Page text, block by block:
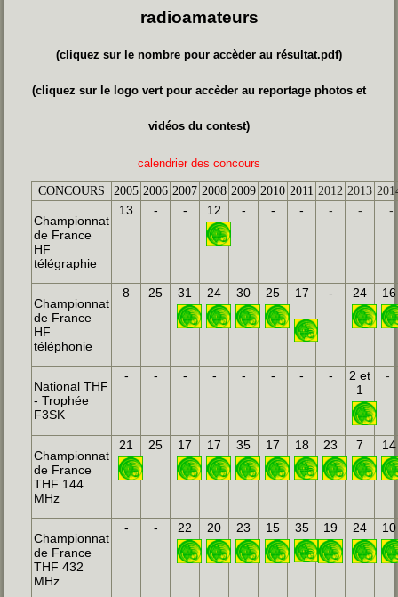
radioamateurs
(cliquez sur le nombre pour accèder au résultat.pdf)
(cliquez sur le logo vert pour accèder au reportage photos et
vidéos du contest)
calendrier des concours
CONCOURS 2005 2006 2007 2008 2009 2010 2011 2012 2013
Championnat
de France
HF
télégraphie
13 - - 12 - - - - - -
Championnat
de France
HF
téléphonie
8 25 31 24 30 25 17 - 24 16
National THF
- Trophée
F3SK
- - - - - - - -
2 et
1
-
Championnat
de France
THF 144
MHz
21 25 17 17 35 17 18 23 7 14
Championnat
de France
THF 432
MHz
- - 22 20 23 15 35 19 24 10